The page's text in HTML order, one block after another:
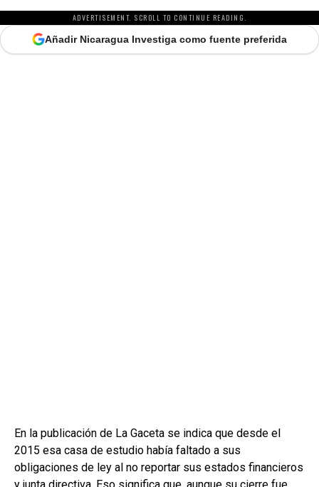
ADVERTISEMENT. SCROLL TO CONTINUE READING.
Añadir Nicaragua Investiga como fuente preferida
En la publicación de La Gaceta se indica que desde el
2015 esa casa de estudio había faltado a sus
obligaciones de ley al no reportar sus estados financieros